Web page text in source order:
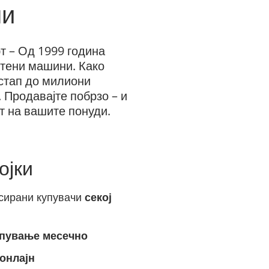
– Од 1999 година
машини. Како
до милиони
побрзо – и
на вашите понуди.
купувачи секој
месечно